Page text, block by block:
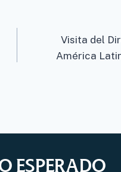
Visita del
América
ESPERADO